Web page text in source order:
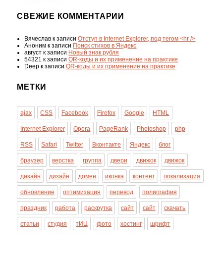
СВЕЖИЕ КОММЕНТАРИИ
Вячеслав к записиОтступ в Internet Explorer, под тегом <hr />
Аноним к записи Поиск стихов в Яндекс
август к записи Новый знак рубля
54321 к записиQR-коды и их применение на практике
Deep к записиQR-коды и их применение на практике
МЕТКИ
ajax CSS Facebook Firefox Google HTML
Internet Explorer Opera PageRank Photoshop php
RSS Safari Twitter Вконтакте Яндекс блог
браузер верстка группа двери движок движок
дизайн дизайн домен иконка контент локализация
обновление оптимизация перевод полиграфия
праздник работа раскрутка сайт сайт скачать
статьи студия тИЦ фото хостинг шрифт